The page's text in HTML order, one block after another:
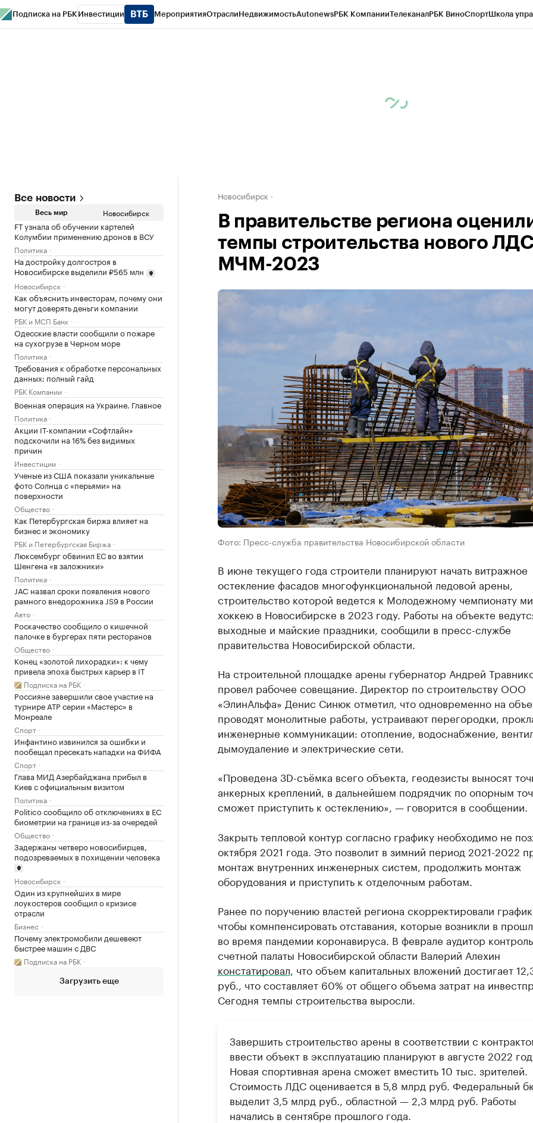
Подписка на РБК Инвестиции МероприятияОтраслиНедвижимостьAutonewsРБК КомпанииТелеканалРБК ВиноСпортШкола
Все новости
Весь мир Новосибирск
FT узнала об обучении картелей
Колумбии применению дронов в ВСУ
Политика
На достройку долгостроя в
Новосибирске выделили ₽565 млн
Новосибирск
Как объяснить инвесторам, почему они
могут доверять деньги компании
РБК и МСП Банк
Одесские власти сообщили о пожаре
на сухогрузе в Черном море
Политика
Требования к обработке персональных
данных: полный гайд
РБК Компании
Военная операция на Украине. Главное
Политика
Акции IT-компании «Софтлайн»
подскочили на 16% без видимых
причин
Инвестиции
Ученые из США показали уникальные
фото Солнца с «перьями» на
поверхности
Общество
Как Петербургская биржа влияет на
бизнес и экономику
РБК и Петербургская Биржа
Люксембург обвинил ЕС во взятии
Шенгена «в заложники»
Политика
JAC назвал сроки появления нового
рамного внедорожника JS9 в России
Авто
Роскачество сообщило о кишечной
палочке в бургерах пяти ресторанов
Общество
Конец «золотой лихорадки»: к чему
привела эпоха быстрых карьер в IT
Подписка на РБК
Россияне завершили свое участие на
турнире ATP серии «Мастерс» в
Монреале
Спорт
Инфантино извинился за ошибки и
пообещал пресекать нападки на ФИФА
Спорт
Глава МИД Азербайджана прибыл в
Киев с официальным визитом
Политика
Politico сообщило об отключениях в ЕС
биометрии на границе из-за очередей
Общество
Задержаны четверо новосибирцев,
подозреваемых в похищении человека
Новосибирск
Один из крупнейших в мире
лоукостеров сообщил о кризисе
отрасли
Бизнес
Почему электромобили дешевеют
быстрее машин с ДВС
Подписка на РБК
Загрузить еще
Новосибирск
В правительстве региона
темпы строительства нового
МЧМ-2023
Фото: Пресс-служба правительства Новосибирской области
В июне текущего года строители планируют начать витражное
остекление фасадов многофункциональной ледовой арены,
строительство которой ведется к Молодежному чемпионату
хоккею в Новосибирске в 2023 году. Работы на объекте
выходные и майские праздники, сообщили в пресс-службе
правительства Новосибирской области.
На строительной площадке арены губернатор Андрей
провел рабочее совещание. Директор по строительству ООО
«ЭлинАльфа» Денис Синюк отметил, что одновременно на
проводят монолитные работы, устраивают перегородки,
инженерные коммуникации: отопление, водоснабжение,
дымоудаление и электрические сети.
«Проведена 3D-съёмка всего объекта, геодезисты выносят
анкерных креплений, в дальнейшем подрядчик по опорным
сможет приступить к остеклению», — говорится в сообщении.
Закрыть тепловой контур согласно графику необходимо не
октября 2021 года. Это позволит в зимний период 2021-2022
монтаж внутренних инженерных систем, продолжить монтаж
оборудования и приступить к отделочным работам.
Ранее по поручению властей региона скорректировали график
чтобы комнпенсировать отставания, которые возникли в
во время пандемии коронавируса. В феврале аудитор
счетной палаты Новосибирской области Валерий Алехин
констатировал , что объем капитальных вложений достигает
руб., что составляет 60% от общего объема затрат на
Сегодня темпы строительства выросли.
Завершить строительство арены в соответствии с
ввести объект в эксплуатацию планируют в августе 2022
Новая спортивная арена сможет вместить 10 тыс. зрителей.
Стоимость ЛДС оценивается в 5,8 млрд руб. Федеральный
выделит 3,5 млрд руб., областной — 2,3 млрд руб. Работы
начались в сентябре прошлого года.